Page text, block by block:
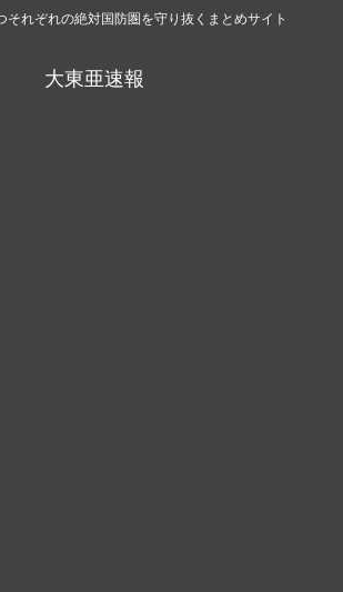
それぞれの絶対国防圏を守り抜くまとめサイト
大東亜速報